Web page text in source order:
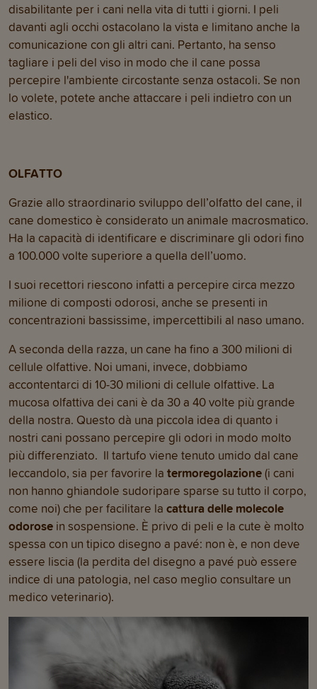
disabilitante per i cani nella vita di tutti i giorni. I peli
davanti agli occhi ostacolano la vista e limitano anche la
comunicazione con gli altri cani. Pertanto, ha senso
tagliare i peli del viso in modo che il cane possa
percepire l'ambiente circostante senza ostacoli. Se non
lo volete, potete anche attaccare i peli indietro con un
elastico.
OLFATTO
Grazie allo straordinario sviluppo dell’olfatto del cane, il
cane domestico è considerato un animale macrosmatico.
Ha la capacità di identificare e discriminare gli odori fino
a 100.000 volte superiore a quella dell’uomo.
I suoi recettori riescono infatti a percepire circa mezzo
milione di composti odorosi, anche se presenti in
concentrazioni bassissime, impercettibili al naso umano.
A seconda della razza, un cane ha fino a 300 milioni di
cellule olfattive. Noi umani, invece, dobbiamo
accontentarci di 10-30 milioni di cellule olfattive. La
mucosa olfattiva dei cani è da 30 a 40 volte più grande
della nostra. Questo dà una piccola idea di quanto i
nostri cani possano percepire gli odori in modo molto
più differenziato. Il tartufo viene tenuto umido dal cane
leccandolo, sia per favorire la termoregolazione(i cani
non hanno ghiandole sudoripare sparse su tutto il corpo,
come noi) che per facilitare la cattura delle molecole
odorose in sospensione. È privo di peli e la cute è molto
spessa con un tipico disegno a pavé: non è, e non deve
essere liscia (la perdita del disegno a pavé può essere
indice di una patologia, nel caso meglio consultare un
medico veterinario).